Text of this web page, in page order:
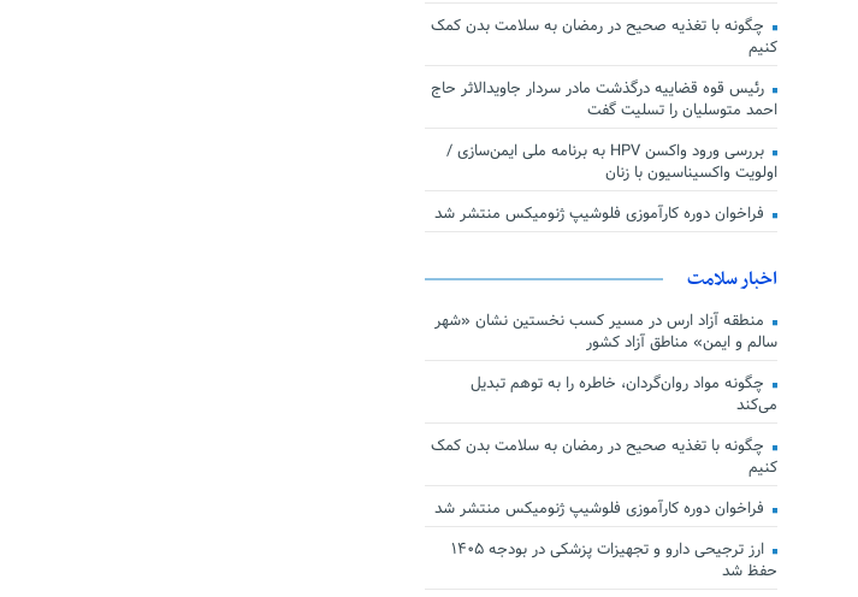
چگونه با تغذیه صحیح در رمضان به سلامت بدن کمک
کنیم
رئیس قوه قضاییه درگذشت مادر سردار جاویدالاثر حاج
احمد متوسلیان را تسلیت گفت
بررسی ورود واکسن HPV به برنامه ملی ایمن‌سازی /
اولویت واکسیناسیون با زنان
فراخوان دوره کارآموزی فلوشیپ ژنومیکس منتشر شد
اخبار سلامت
منطقه آزاد ارس در مسیر کسب نخستین نشان «شهر
سالم و ایمن» مناطق آزاد کشور
چگونه مواد روان‌گردان، خاطره را به توهم تبدیل
می‌کند
چگونه با تغذیه صحیح در رمضان به سلامت بدن کمک
کنیم
فراخوان دوره کارآموزی فلوشیپ ژنومیکس منتشر شد
ارز ترجیحی دارو و تجهیزات پزشکی در بودجه ۱۴۰۵
حفظ شد